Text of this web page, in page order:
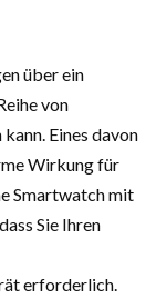
über ein
von
Eines davon
Wirkung für
Smartwatch mit
Sie Ihren
erforderlich.